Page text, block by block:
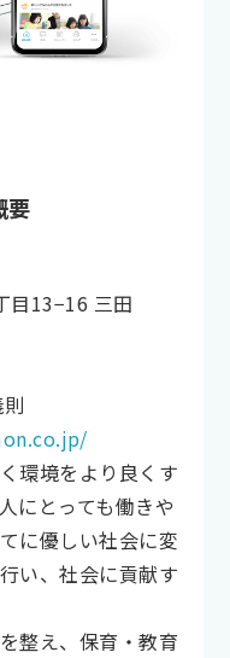
要
目13−16 三田
環境をより良くす
にとっても働きや
に優しい社会に変
い、社会に貢献す
整え、保育・教育